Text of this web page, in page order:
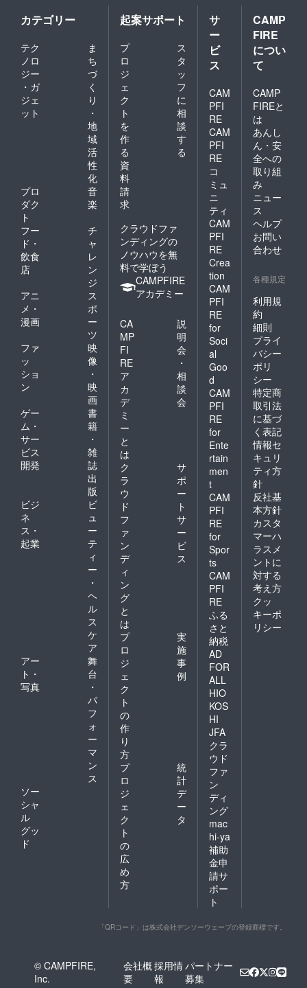
カテゴリー
テク
ノロ
ジー
・ガ
ジェ
ット
ま
ち
づ
く
り
・
地
域
活
性
化
プロ
ダク
ト
音
楽
フー
ド・
飲食
店
チ
ャ
レ
ン
ジ
アニ
メ・
漫画
ス
ポ
ー
ツ
ファ
ッ
ショ
ン
映
像
・
映
画
ゲー
ム・
サー
ビス
開発
書
籍
・
雑
誌
出
版
ビジ
ネ
ス・
起業
ビ
ュ
ー
テ
ィ
ー
・
ヘ
ル
ス
ケ
ア
アー
ト・
写真
舞
台
・
パ
フ
ォ
ー
マ
ン
ス
ソー
シャ
ル
グッ
ド
起案サポート
プ
ロ
ジ
ェ
ク
ト
を
作
る
ス
タ
ッ
フ
に
相
談
す
る
資
料
請
求
クラウドファ
ンディングの
ノウハウを無
料で学ぼう
CAMPFIRE
アカデミー
CA
MP
FI
RE
ア
カ
デ
ミ
ー
と
は
説
明
会
・
相
談
会
ク
ラ
ウ
ド
フ
ァ
ン
デ
ィ
ン
グ
と
は
サ
ポ
ー
ト
サ
ー
ビ
ス
プ
ロ
ジ
ェ
ク
ト
の
作
り
方
実
施
事
例
プ
ロ
ジ
ェ
ク
ト
の
広
め
方
統
計
デ
ー
タ
サ
ー
ビ
ス
CAM
PFI
RE
CAM
PFI
RE
コ
ミュ
ニ
ティ
CAM
PFI
RE
Crea
tion
CAM
PFI
RE
for
Soci
al
Goo
d
CAM
PFI
RE
for
Ente
rtain
men
t
CAM
PFI
RE
for
Spor
ts
CAM
PFI
RE
ふる
さと
納税
AD
FOR
ALL
HIO
KOS
HI
JFA
クラ
ウド
ファ
ン
ディ
ング
mac
hi-ya
補助
金申
請サ
ポー
ト
CAMP
FIRE
につい
て
CAMP
FIREと
は
あんし
ん・安
全への
取り組
み
ニュー
ス
ヘルプ
お問い
合わせ
各種規定
利用規
約
細則
プライ
バシー
ポリ
シー
特定商
取引法
に基づ
く表記
情報セ
キュリ
ティ方
針
反社基
本方針
カスタ
マーハ
ラスメ
ントに
対する
考え方
クッ
キーポ
リシー
「QRコード」は株式会社デンソーウェーブの登録商標です。
© CAMPFIRE,
Inc.
会社概
要
採用情
報
パートナー
募集